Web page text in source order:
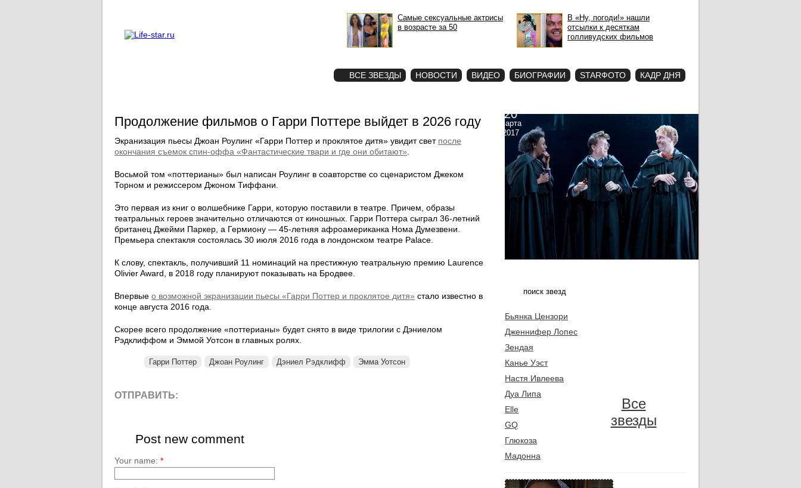
Самые сексуальные актрисы
в возрасте за 50
В «Ну, погоди!» нашли
отсылки к десяткам
голливудских фильмов
ВСЕ ЗВЕЗДЫ НОВОСТИ ВИДЕО БИОГРАФИИ STARФОТО КАДР ДНЯ
Продолжение фильмов о Гарри Поттере выйдет в 2026 году
Экранизация пьесы Джоан Роулинг «Гарри Поттер и проклятое дитя» увидит свет после
окончания съемок спин-оффа «Фантастические твари и где они обитают»
Восьмой том «поттерианы» был написан Роулинг в соавторстве со сценаристом Джеком
Торном и режиссером Джоном Тиффани.
Это первая из книг о волшебнике Гарри, которую поставили в театре. Причем, образы
театральных героев значительно отличаются от киношных. Гарри Поттера сыграл 36-летний
британец Джейми Паркер, а Гермиону — 45-летняя афроамериканка Нома Думезвени.
Премьера спектакля состоялась 30 июля 2016 года в лондонском театре Palace.
К слову, спектакль, получивший 11 номинаций на престижную театральную премию Laurence
Olivier Award, в 2018 году планируют показывать на Бродвее.
Впервые о возможной экранизации пьесы «Гарри Поттер и проклятое дитя» стало известно в
конце августа 2016 года.
Скорее всего продолжение «поттерианы» будет снято в виде трилогии с Дэниелом
Рэдклиффом и Эммой Уотсон в главных ролях.
Гарри Поттер Джоан Роулинг Дэниел Рэдклифф Эмма Уотсон
ОТПРАВИТЬ:
Post new comment
Your name: *
20
марта
2017
Бьянка Цензори
Дженнифер Лопес
Зендая
Канье Уэст
Настя Ивлеева
Дуа Липа
Elle
GQ
Глюкоза
Мадонна
Все
звезды